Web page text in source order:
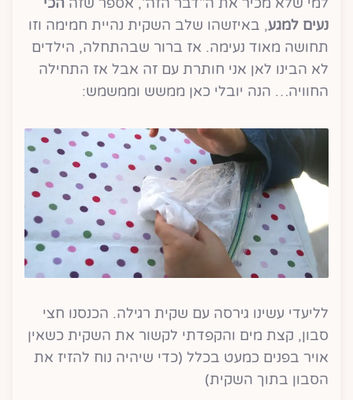
נעים למגע, באיזשהו שלב השקית נהיית חמימה וזו
תחושה מאוד נעימה. אז ברור שבהתחלה, הילדים
לא הבינו לאן אני חותרת עם זה אבל אז התחילה
החוויה… הנה יובלי כאן ממשש וממשמש:
לליעדי עשינו גירסה עם שקית רגילה. הכנסנו חצי
סבון, קצת מים והקפדתי לקשור את השקית כשאין
אויר בפנים כמעט בכלל (כדי שיהיה נוח להזיז את
הסבון בתוך השקית)